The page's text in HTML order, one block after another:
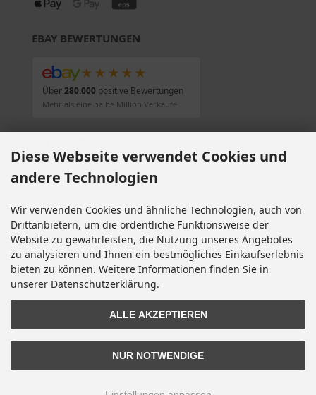
EBAY BEWERTUNGEN
★★★★★
Über280.000 positive Bewertungen
Mehr als eine halbe Million Verkäufe
Alle Preise inkl. gesetzl. MwSt. zzgl. Versandkosten . Die durchgestrichenen Preise
entsprechen dem bisherigen Preis bei Motorradteile & Motorrad Ersatzteile.
Motorradteile & Motorrad Ersatzteile © 2026 | Template © 2009-2026 by modified
eCommerce Shopsoftware
modified eCommerce Shopsoftware © 2009-2026
Diese Webseite verwendet Cookies und
andere Technologien
Wir verwenden Cookies und ähnliche Technologien, auch von
Drittanbietern, um die ordentliche Funktionsweise der
Website zu gewährleisten, die Nutzung unseres Angebotes
zu analysieren und Ihnen ein bestmögliches Einkaufserlebnis
bieten zu können. Weitere Informationen finden Sie in
unserer Datenschutzerklärung.
ALLE AKZEPTIEREN
NUR NOTWENDIGE